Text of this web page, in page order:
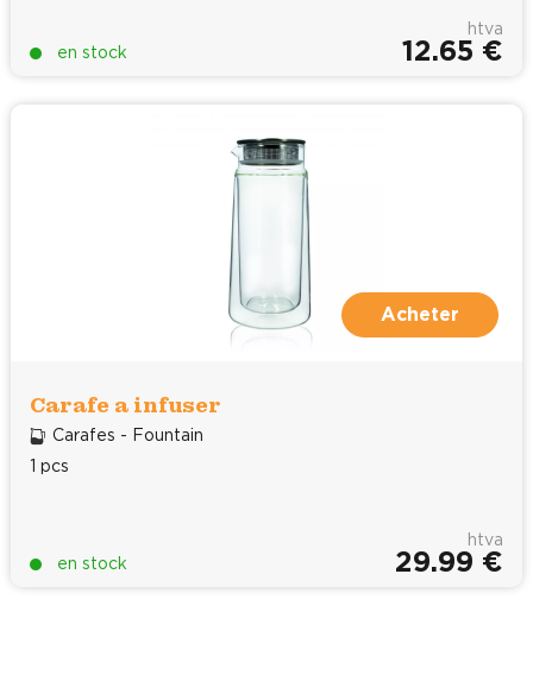
en stock
htva
12.65 €
Acheter
Carafe a infuser
Carafes - Fountain
1 pcs
en stock
htva
29.99 €